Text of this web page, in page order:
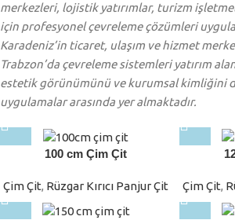
merkezleri, lojistik yatırımlar, turizm
için profesyonel çevreleme çözümleri
Karadeniz’in ticaret, ulaşım ve hizmet
Trabzon’da çevreleme sistemleri yatırım
estetik görünümünü ve kurumsal kimliğini
uygulamalar arasında yer almaktadır.
100 cm Çim Çit
Çim Çit, Rüzgar Kırıcı Panjur Çit Çim Çit,